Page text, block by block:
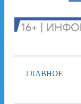
ГЛАВНОЕ